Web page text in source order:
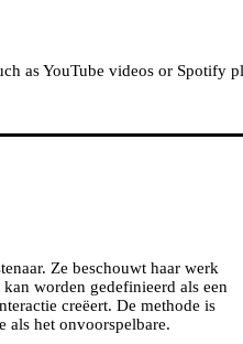
OVER MOUSSEM
Ze beschouwt haar werk
worden gedefinieerd als een
creëert. De methode is
als het onvoorspelbare.
as YouTube videos or